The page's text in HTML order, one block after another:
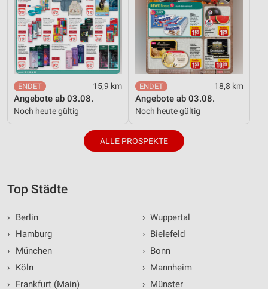
15,9 km
Angebote ab 03.08.
Noch heute gültig
18,8 km
Angebote ab 03.08.
Noch heute gültig
ALLE PROSPEKTE
Top Städte
›
Berlin
›
Hamburg
›
München
›
Köln
›
Frankfurt (Main)
› Wuppertal
› Bielefeld
› Bonn
› Mannheim
› Münster